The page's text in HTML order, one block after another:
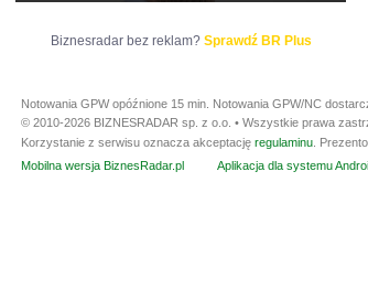
Biznesradar bez reklam? Sprawdź BR Plus
Notowania GPW opóźnione 15 min. Notowania GPW/NC
© 2010-2026 BIZNESRADAR sp. z o.o. • Wszystkie prawa
Korzystanie z serwisu oznacza akceptację regulaminu .
Mobilna wersja BiznesRadar.pl
Aplikacja dla systemu